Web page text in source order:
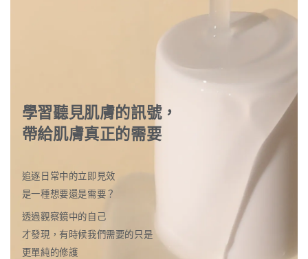
學習聽見肌膚的訊號，
帶給肌膚真正的需要
追逐日常中的立即見效
是一種想要還是需要？
透過觀察鏡中的自己
才發現，有時候我們需要的只是
更單純的修護